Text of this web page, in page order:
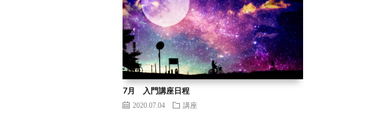
7月 入門講座日程
2020.07.04 講座